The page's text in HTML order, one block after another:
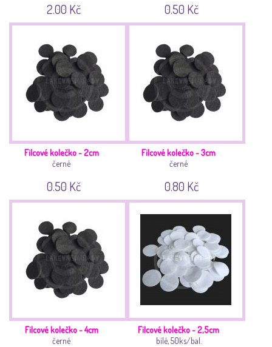
2.00 Kč 0.50 Kč
Filcové kolečko - 2cm
černé
0.50 Kč
Filcové kolečko - 3cm
černé
0.80 Kč
Filcové kolečko - 4cm
černé
Filcové kolečko - 2,5cm
bílé, 50ks/bal.